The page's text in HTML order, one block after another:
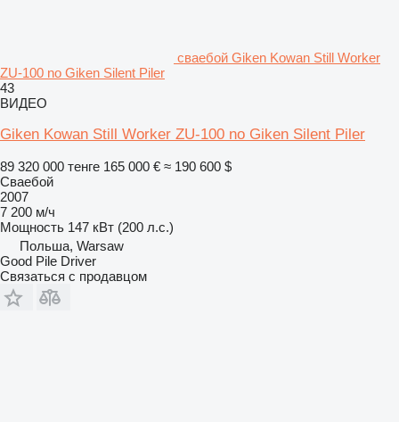
сваебой Giken Kowan Still Worker
ZU-100 no Giken Silent Piler
43
ВИДЕО
Giken Kowan Still Worker ZU-100 no Giken Silent Piler
89 320 000 тенге 165 000 € ≈ 190 600 $
Сваебой
2007
7 200 м/ч
Мощность 147 кВт (200 л.с.)
Польша, Warsaw
Good Pile Driver
Связаться с продавцом